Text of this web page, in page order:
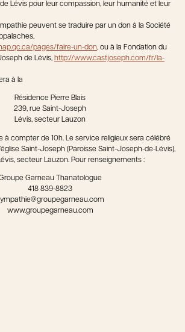
Lévis pour leur compassion, leur humanité et leur
peuvent se traduire par un don à la Société
pages/faire-un-don, ou à la Fondation du
de Lévis, http://www.castjoseph.com/fr/la-
à la
Résidence Pierre Blais
239, rue Saint-Joseph
Lévis, secteur Lauzon
à compter de 10h. Le service religieux sera célébré
Saint-Joseph (Paroisse Saint-Joseph-de-Lévis),
secteur Lauzon. Pour renseignements :
Garneau Thanatologue
418 839-8823
www.groupegarneau.com